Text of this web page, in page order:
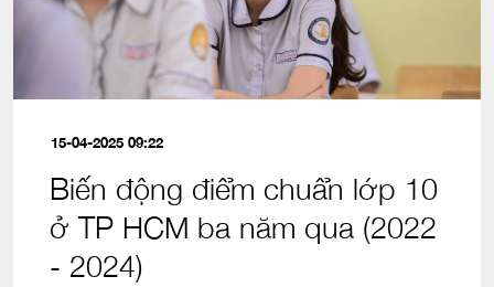
15-04-2025 09:22
Biến động điểm chuẩn lớp 10
ở TP HCM ba năm qua (2022
- 2024)